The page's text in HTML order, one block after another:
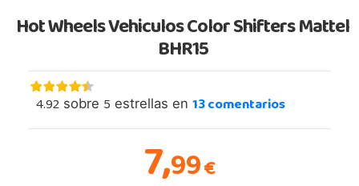
Hot Wheels Vehiculos Color Shifters Mattel
BHR15
4.92 sobre 5 estrellas en 13comentarios
7,99€